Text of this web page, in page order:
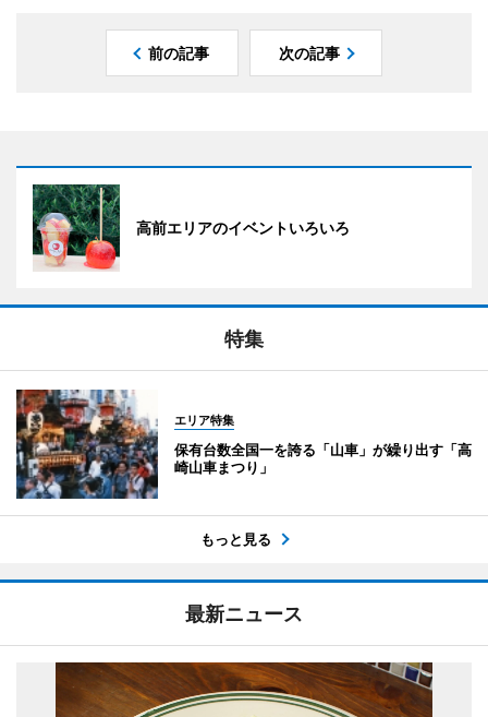
前の記事 次の記事
高前エリアのイベントいろいろ
特集
エリア特集
保有台数全国一を誇る「山車」が繰り出す「高
崎山車まつり」
もっと見る
最新ニュース